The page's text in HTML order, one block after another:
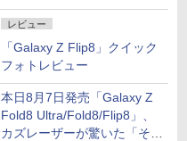
レビュー
「Galaxy Z Flip8」クイック
フォトレビュー
本日8月7日発売「Galaxy Z
Fold8 Ultra/Fold8/Flip8」、
カズレーザーが驚いた「そば